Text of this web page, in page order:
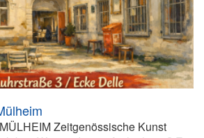
Zeitgenössische Kunst